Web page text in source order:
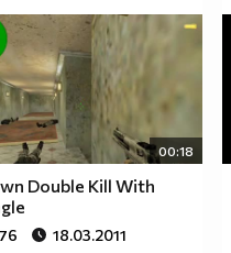
00:18
Double Kill With
76 18.03.2011